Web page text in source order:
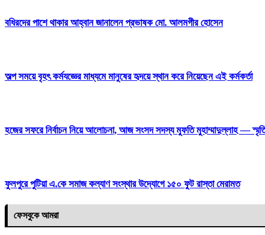
বধিরদের পাশে থাকার আহ্বান জানালেন প্রভাষক মো. আলমগীর হোসেন
অল্প সময়ে বৃহৎ কর্মযজ্ঞের মাধ্যমে মানুষের হৃদয়ে স্থান করে নিয়েছেন এই কর্মকর্তা
হজের সফরে নির্বাচন নিয়ে আলোচনা, আজ সংসদ সদস্য মুফতি মুহাম্মাদুল্লাহ —
ফুলপুরে পুটিয়া এ.কে সমাজ কল্যাণ সংস্থার উদ্যোগে ১৫০ ফুট রাস্তা মেরামত
ফেসবুকে আমরা